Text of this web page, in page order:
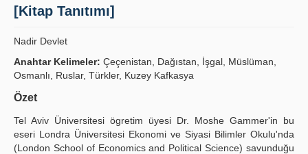
Guidelines
[Kitap Tanıtımı]
Nadir Devlet
Anahtar Kelimeler: Çeçenistan, Dağıstan, İşgal, Müslüman,
Osmanlı, Ruslar, Türkler, Kuzey Kafkasya
Özet
Tel Aviv Üniversitesi ögretim üyesi Dr. Moshe Gammer'in bu
eseri Londra Üniversitesi Ekonomi ve Siyasi Bilimler Okulu'nda
(London School of Economics and Political Science) savunduğu